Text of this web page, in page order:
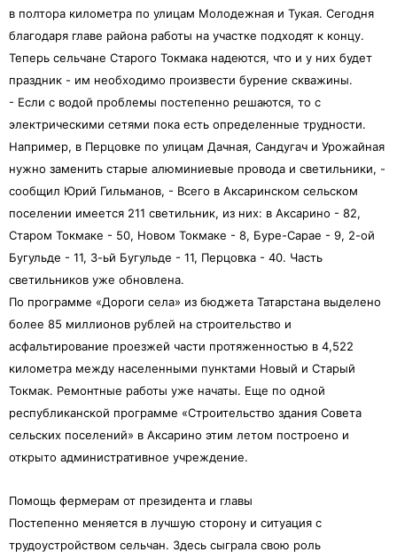
в полтора километра по улицам Молодежная и Тукая. Сегодня
благодаря главе района работы на участке подходят к концу.
Теперь сельчане Старого Токмака надеются, что и у них будет
праздник - им необходимо произвести бурение скважины.
- Если с водой проблемы постепенно решаются, то с
электрическими сетями пока есть определенные трудности.
Например, в Перцовке по улицам Дачная, Сандугач и Урожайная
нужно заменить старые алюминиевые провода и светильники, -
сообщил Юрий Гильманов, - Всего в Аксаринском сельском
поселении имеется 211 светильник, из них: в Аксарино - 82,
Старом Токмаке - 50, Новом Токмаке - 8, Буре-Сарае - 9, 2-ой
Бугульде - 11, 3-ьй Бугульде - 11, Перцовка - 40. Часть
светильников уже обновлена.
По программе «Дороги села» из бюджета Татарстана выделено
более 85 миллионов рублей на строительство и
асфальтирование проезжей части протяженностью в 4,522
километра между населенными пунктами Новый и Старый
Токмак. Ремонтные работы уже начаты. Еще по одной
республиканской программе «Строительство здания Совета
сельских поселений» в Аксарино этим летом построено и
открыто административное учреждение.
Помощь фермерам от президента и главы
Постепенно меняется в лучшую сторону и ситуация с
трудоустройством сельчан. Здесь сыграла свою роль